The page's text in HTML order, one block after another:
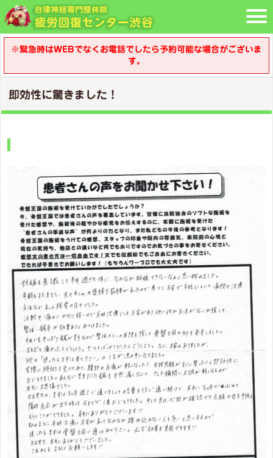
※緊急時はWEBでなくお電話でしたら予約可能な場合がございま
す。
即効性に驚きました！